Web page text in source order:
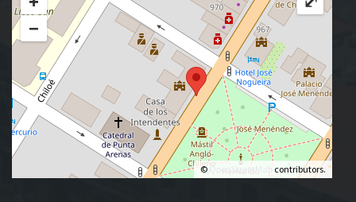
−
© OpenStreetMap contributors.